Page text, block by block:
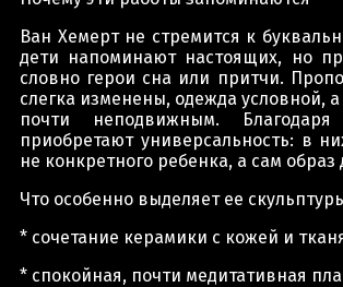
Ван Хемерт не стремится к
дети напоминают настоящих, но
словно герои сна или притчи.
слегка изменены, одежда условной,
почти неподвижным.
приобретают универсальность: в
не конкретного ребенка, а сам образ
Что особенно выделяет ее
* сочетание керамики с кожей и
* спокойная, почти медитативная